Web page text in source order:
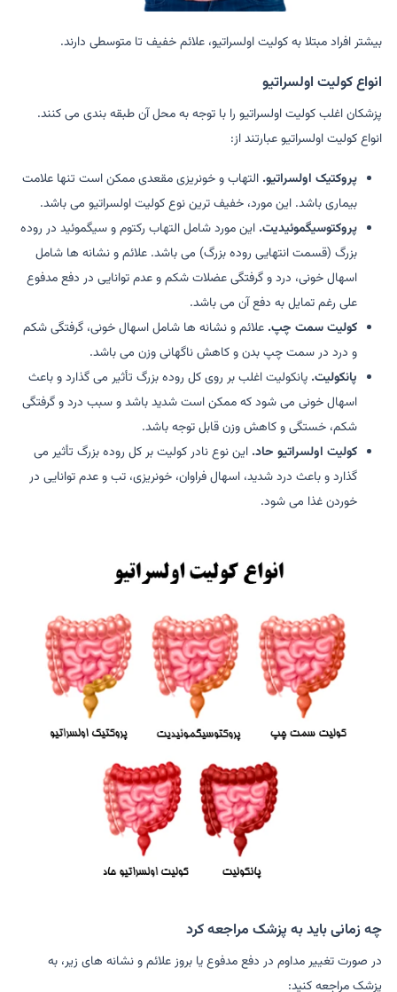
بیشتر افراد مبتلا به کولیت اولسراتیو، علائم خفیف تا متوسطی دارند.
انواع کولیت اولسراتیو
پزشکان اغلب کولیت اولسراتیو را با توجه به محل آن طبقه بندی می کنند.
انواع کولیت اولسراتیو عبارتند از:
پروکتیک اولسراتیو. التهاب و خونریزی مقعدی ممکن است تنها علامت
بیماری باشد. این مورد، خفیف ترین نوع کولیت اولسراتیو می باشد.
پروکتوسیگموئیدیت. این مورد شامل التهاب رکتوم و سیگموئید در روده
بزرگ (قسمت انتهایی روده بزرگ) می باشد. علائم و نشانه ها شامل
اسهال خونی، درد و گرفتگی عضلات شکم و عدم توانایی در دفع مدفوع
علی رغم تمایل به دفع آن می باشد.
کولیت سمت چپ. علائم و نشانه ها شامل اسهال خونی، گرفتگی شکم
و درد در سمت چپ بدن و کاهش ناگهانی وزن می باشد.
پانکولیت. پانکولیت اغلب بر روی کل روده بزرگ تأثیر می گذارد و باعث
اسهال خونی می شود که ممکن است شدید باشد و سبب درد و گرفتگی
شکم، خستگی و کاهش وزن قابل توجه باشد.
کولیت اولسراتیو حاد. این نوع نادر کولیت بر کل روده بزرگ تأثیر می
گذارد و باعث درد شدید، اسهال فراوان، خونریزی، تب و عدم توانایی در
خوردن غذا می شود.
چه زمانی باید به پزشک مراجعه کرد
در صورت تغییر مداوم در دفع مدفوع یا بروز علائم و نشانه های زیر، به
پزشک مراجعه کنید: